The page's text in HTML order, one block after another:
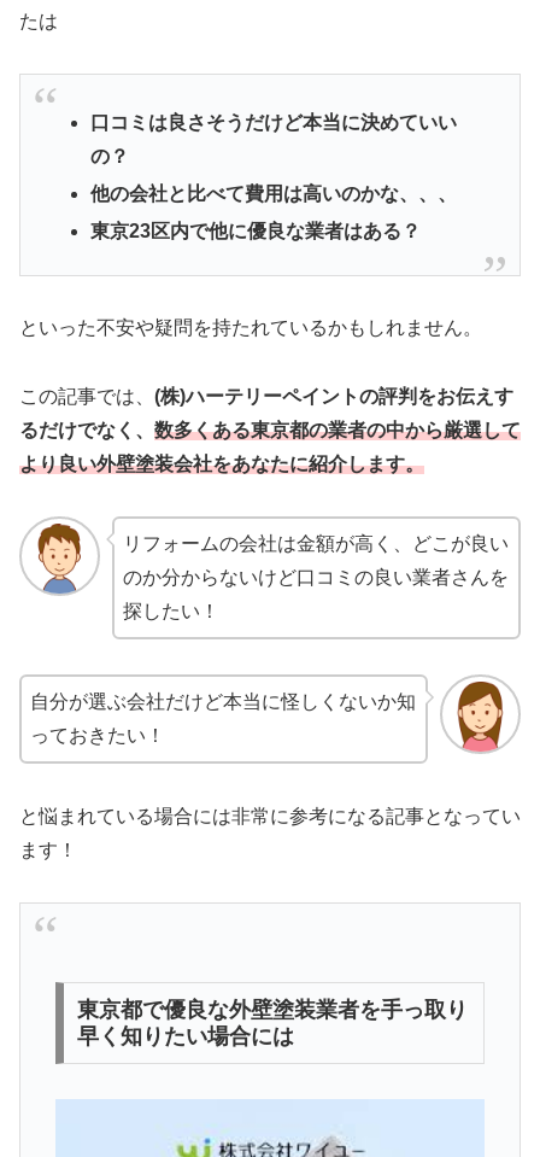
たは
口コミは良さそうだけど本当に決めていい
の？
他の会社と比べて費用は高いのかな、、、
東京23区内で他に優良な業者はある？
といった不安や疑問を持たれているかもしれません。
この記事では、 (株)ハーテリーペイントの評判をお伝えす
るだけでなく、 数多くある東京都の業者の中から厳選して
より良い外壁塗装会社をあなたに紹介します。
リフォームの会社は金額が高く、どこが良い
のか分からないけど口コミの良い業者さんを
探したい！
自分が選ぶ会社だけど本当に怪しくないか知
っておきたい！
と悩まれている場合には非常に参考になる記事となってい
ます！
東京都で優良な外壁塗装業者を手っ取り
早く知りたい場合には